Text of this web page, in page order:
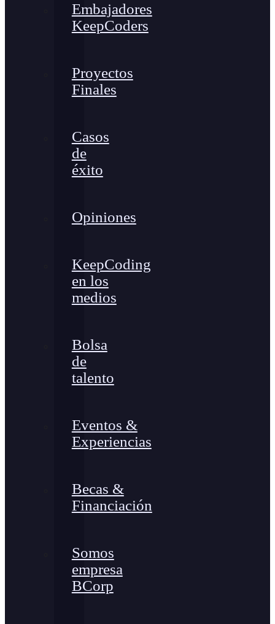
Embajadores
KeepCoders
Proyectos
Finales
Casos
de
éxito
Opiniones
KeepCoding
en los
medios
Bolsa
de
talento
Eventos &
Experiencias
Becas &
Financiación
Somos
empresa
BCorp